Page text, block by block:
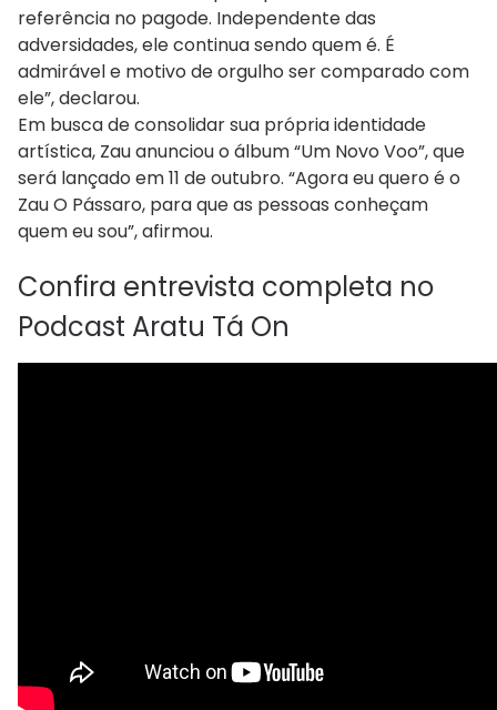
referência no pagode. Independente das
adversidades, ele continua sendo quem é. É
admirável e motivo de orgulho ser comparado com
ele”, declarou.
Em busca de consolidar sua própria identidade
artística, Zau anunciou o álbum “Um Novo Voo”, que
será lançado em 11 de outubro. “Agora eu quero é o
Zau O Pássaro, para que as pessoas conheçam
quem eu sou”, afirmou.
Confira entrevista completa no
Podcast Aratu Tá On